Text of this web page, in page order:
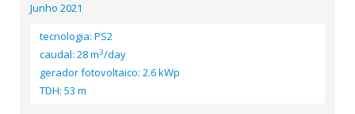
Junho 2021
tecnologia: PS2
caudal: 28 m3/day
gerador fotovoltaico: 2.6 kWp
TDH: 53 m